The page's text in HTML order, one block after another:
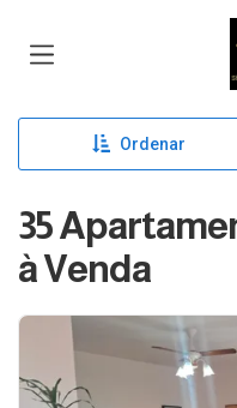
Ordenar
35
à Venda